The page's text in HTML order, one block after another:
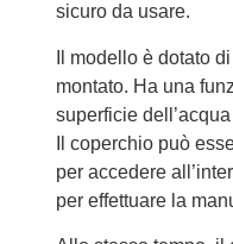
sicuro da usare.
Il modello è dotato
montato. Ha una
superficie
Il coperchio può
per accedere
per effettuare la